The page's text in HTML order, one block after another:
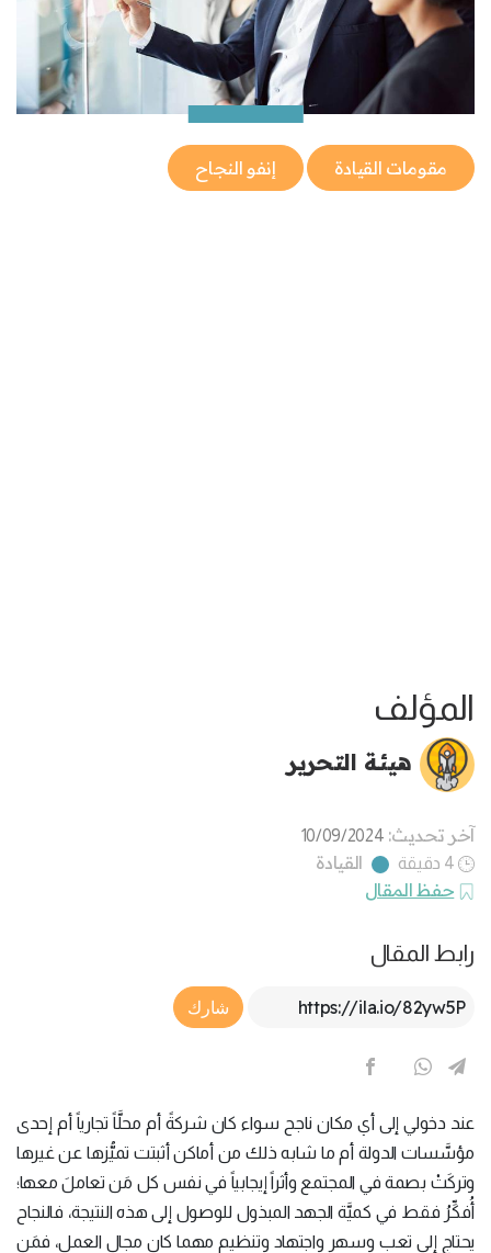
مقومات القيادة إنفو النجاح
المؤلف
هيئة التحرير
آخر تحديث: 10/09/2024
4 دقيقة
القيادة
حفظ المقال
رابط المقال
Article Link
شارك
عند دخولي إلى أي مكان ناجح سواء كان شركةً أم محلَّاً تجارياً أم إحدى
مؤسَّسات الدولة أم ما شابه ذلك من أماكن أثبتت تميُّزها عن غيرها
وتركَتْ بصمة في المجتمع وأثراً إيجابياً في نفس كل مَن تعاملَ معها؛
أُفكِّرُ فقط في كميَّة الجهد المبذول للوصول إلى هذه النتيجة، فالنجاح
يحتاج إلى تعب وسهر واجتهاد وتنظيم مهما كان مجال العمل، فمَن